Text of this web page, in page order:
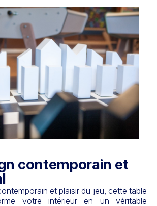
contemporain et
et plaisir du jeu, cette table
votre intérieur en un véritable